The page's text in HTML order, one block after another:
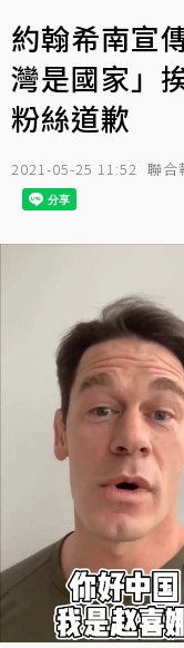
約翰希南宣
灣是國家」
粉絲道歉
2021-05-25 11:52 聯合